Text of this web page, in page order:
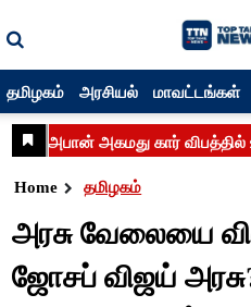
தமிழகம் அரசியல் மாவட்டங்கள்
Home தமிழகம்
அரசு வேலையை
ஜோசப் விஜய்